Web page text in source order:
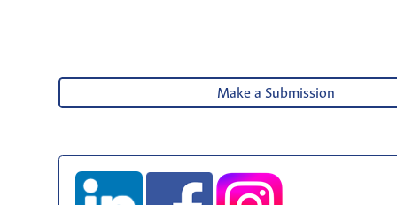
Make a Submission